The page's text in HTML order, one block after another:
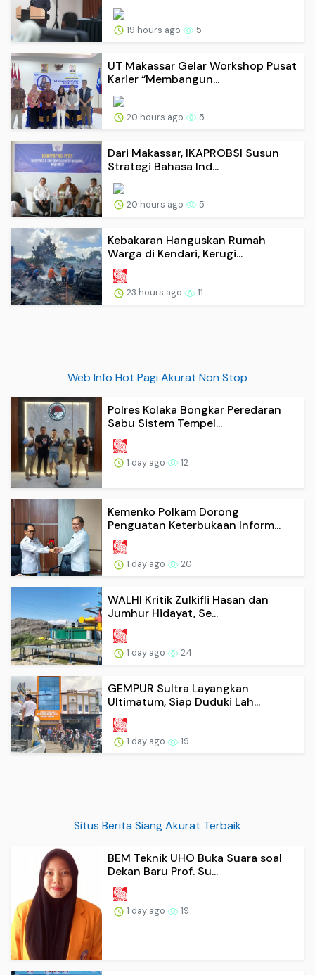
19 hours ago 5
UT Makassar Gelar Workshop Pusat
Karier “Membangun...
20 hours ago 5
Dari Makassar, IKAPROBSI Susun
Strategi Bahasa Ind...
20 hours ago 5
Kebakaran Hanguskan Rumah
Warga di Kendari, Kerugi...
23 hours ago 11
Web Info Hot Pagi Akurat Non Stop
Polres Kolaka Bongkar Peredaran
Sabu Sistem Tempel...
1 day ago 12
Kemenko Polkam Dorong
Penguatan Keterbukaan Inform...
1 day ago 20
WALHI Kritik Zulkifli Hasan dan
Jumhur Hidayat, Se...
1 day ago 24
GEMPUR Sultra Layangkan
Ultimatum, Siap Duduki Lah...
1 day ago 19
Situs Berita Siang Akurat Terbaik
BEM Teknik UHO Buka Suara soal
Dekan Baru Prof. Su...
1 day ago 19